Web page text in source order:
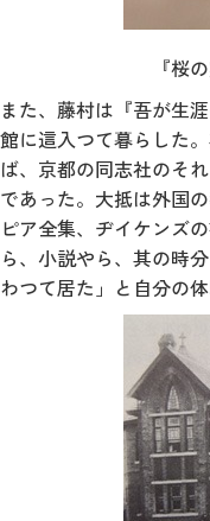
『桜
また、藤村は『吾が生
館に這入つて暮らした
ば、京都の同志社のそ
であった。大抵は外国
ピア全集、ヂイケンズ
ら、小説やら、其の時
わつて居た」と自分の